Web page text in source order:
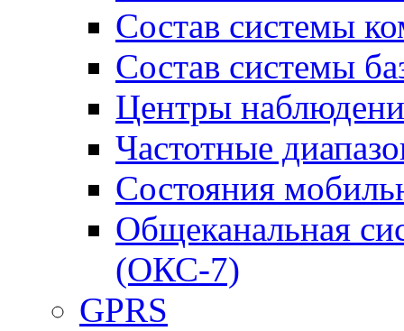
Состав системы
Состав системы
Центры
Частотные
Состояния
Общеканальная
(ОКС-7)
GPRS